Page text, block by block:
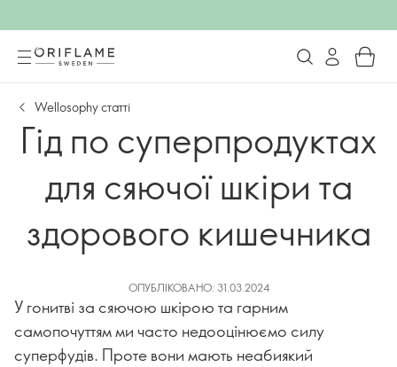
Wellosophy статті
Гід по суперпродуктах
для сяючої шкіри та
здорового кишечника
ОПУБЛІКОВАНО: 31.03.2024
У гонитві за сяючою шкірою та гарним
самопочуттям ми часто недооцінюємо силу
суперфудів. Проте вони мають неабиякий